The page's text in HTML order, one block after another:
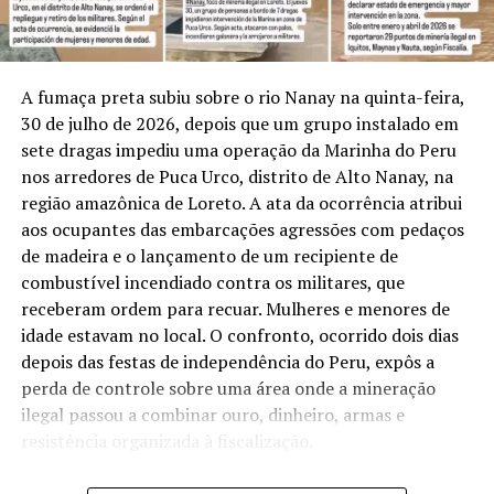
podem, portanto, atingir simultaneamente a
agricultura, a criação de animais e o abastecimento de
energia.
A conexão ocorre pelo papel da Floresta Amazônica no
transporte de umidade pela América do Sul. Parte da
água retirada do solo pelas árvores retorna à atmosfera
por evapotranspiração. Essa umidade é carregada por
correntes atmosféricas em direção a outras regiões do
continente, processo associado aos chamados rios
voadores. A redução da cobertura florestal interfere
nesse ciclo e pode diminuir o volume de água
transportado para o Centro-Sul do país.
Os pesquisadores também avaliaram a influência de El
Niño e La Niña sobre as chuvas. O El Niño costuma
favorecer precipitações maiores na Bacia do Iguaçu, ao
mais secas. A La Niña produz efeitos diferentes, com
A fumaça preta subiu sobre o rio Nanay na quinta-feira,
30 de julho de 2026, depois que um grupo instalado em
sete dragas impediu uma operação da Marinha do Peru
nos arredores de Puca Urco, distrito de Alto Nanay, na
região amazônica de Loreto. A ata da ocorrência atribui
aos ocupantes das embarcações agressões com pedaços
de madeira e o lançamento de um recipiente de
combustível incendiado contra os militares, que
receberam ordem para recuar. Mulheres e menores de
idade estavam no local. O confronto, ocorrido dois dias
depois das festas de independência do Peru, expôs a
perda de controle sobre uma área onde a mineração
ilegal passou a combinar ouro, dinheiro, armas e